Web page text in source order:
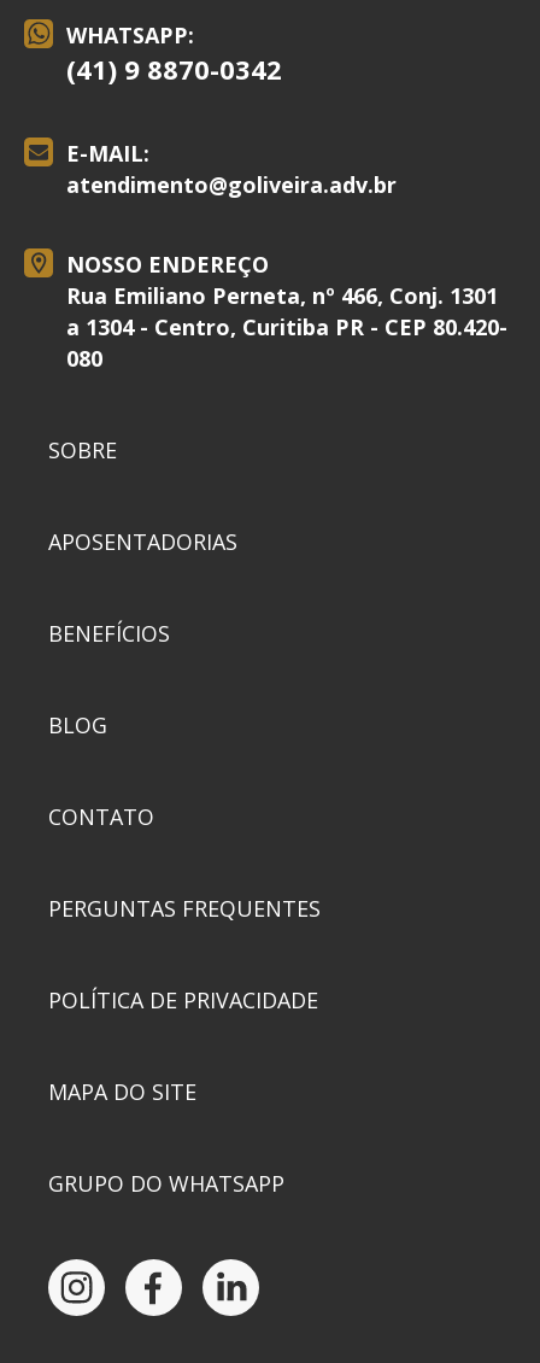
WHATSAPP:
(41) 9 8870-0342
E-MAIL:
atendimento@goliveira.adv.br
NOSSO ENDEREÇO
Rua Emiliano Perneta, nº 466, Conj. 1301
a 1304 - Centro, Curitiba PR - CEP 80.420-
080
SOBRE
APOSENTADORIAS
BENEFÍCIOS
BLOG
CONTATO
PERGUNTAS FREQUENTES
POLÍTICA DE PRIVACIDADE
MAPA DO SITE
GRUPO DO WHATSAPP